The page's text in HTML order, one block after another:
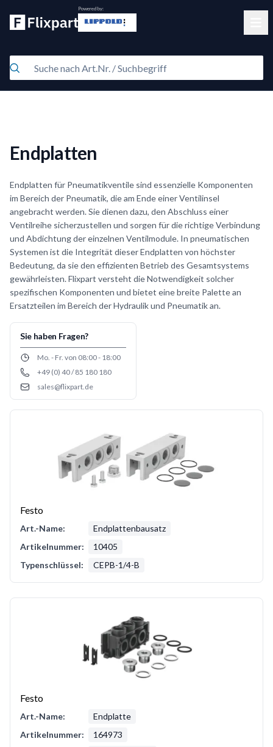
Powered by:
Endplatten
Endplatten für Pneumatikventile sind essenzielle Komponenten
im Bereich der Pneumatik, die am Ende einer Ventilinsel
angebracht werden. Sie dienen dazu, den Abschluss einer
Ventilreihe sicherzustellen und sorgen für die richtige Verbindung
und Abdichtung der einzelnen Ventilmodule. In pneumatischen
Systemen ist die Integrität dieser Endplatten von höchster
Bedeutung, da sie den effizienten Betrieb des Gesamtsystems
gewährleisten. Flixpart versteht die Notwendigkeit solcher
spezifischen Komponenten und bietet eine breite Palette an
Ersatzteilen im Bereich der Hydraulik und Pneumatik an.
Sie haben Fragen?
Opening hours
Mo. - Fr. von 08:00 - 18:00
Phone number
+49 (0) 40 / 85 180 180
Emailsales@flixpart.de
Festo
Art.-Name:
Endplattenbausatz
Artikelnummer:
10405
Typenschlüssel:
CEPB-1/4-B
Festo
Art.-Name:
Endplatte
Artikelnummer:
164973